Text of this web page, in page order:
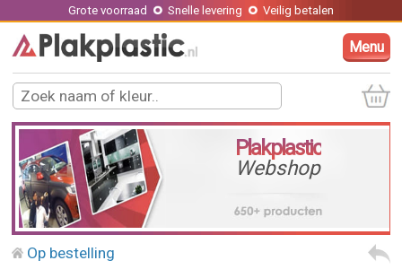
Grote voorraad Snelle levering Veilig betalen
Menu
Plakplastic
Webshop
Op bestelling